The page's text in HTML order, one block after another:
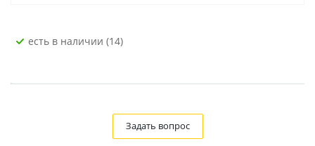
Есть в наличии (14)
Задать вопрос